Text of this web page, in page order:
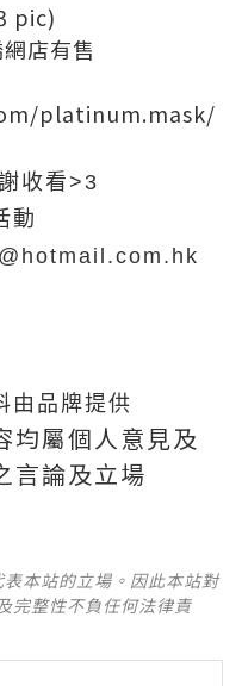
pic)
店有售
platinum.mask/
收看>3
動
由品牌提供
均屬個人意見及
言論及立場
本站的立場。因此本站對
完整性不負任何法律責